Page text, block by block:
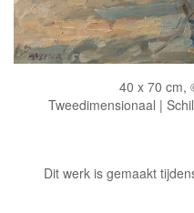
40 x 70 cm,
Tweedimensionaal |
Dit werk is gemaakt